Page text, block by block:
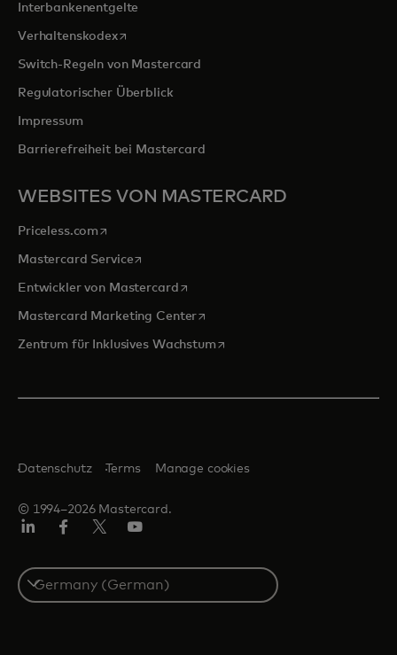
Interbankenentgelte
Verhaltenskodexwird in einer neuen Registerkarte geöffnet
Switch-Regeln von Mastercard
Regulatorischer Überblick
Impressum
Barrierefreiheit bei Mastercard
WEBSITES VON MASTERCARD
Priceless.com wird in einer neuen Registerkarte geöffnet
Mastercard Servicewird in einer neuen Registerkarte geöffnet
Entwickler von Mastercardwird in einer neuen Registerkarte
Mastercard Marketing Centerwird in einer neuen
Zentrum für Inklusives Wachstumwird in einer neuen
© 1994–2026 Mastercard.
Datenschutz Terms Manage cookies
Select
a
country